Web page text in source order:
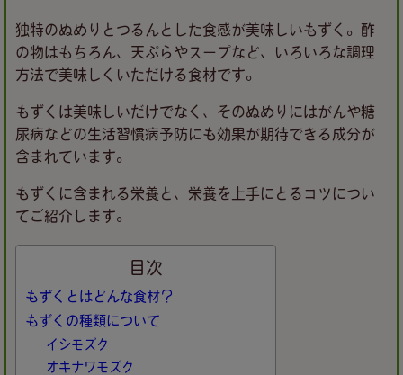
独特のぬめりとつるんとした食感が美味しいもずく。酢
の物はもちろん、天ぷらやスープなど、いろいろな調理
方法で美味しくいただける食材です。
もずくは美味しいだけでなく、そのぬめりにはがんや糖
尿病などの生活習慣病予防にも効果が期待できる成分が
含まれています。
もずくに含まれる栄養と、栄養を上手にとるコツについ
てご紹介します。
目次
もずくとはどんな食材？
もずくの種類について
イシモズク
オキナワモズク